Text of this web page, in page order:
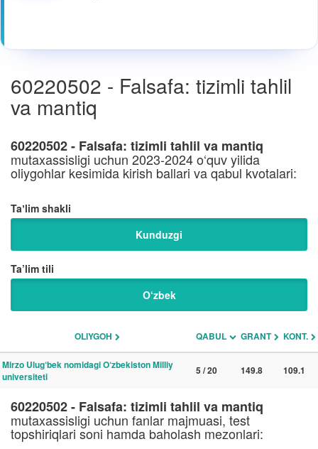
60220502 - Falsafa: tizimli tahlil
va mantiq
60220502 - Falsafa: tizimli tahlil va mantiq
mutaxassisligi uchun 2023-2024 o‘quv yilida
oliygohlar kesimida kirish ballari va qabul kvotalari:
Taʼlim shakli
Kunduzgi
Ta’lim tili
O‘zbek
OLIYGOH QABUL GRANT KONT.
Mirzo Ulug‘bek nomidagi O‘zbekiston Milliy
universiteti
5 / 20 149.8 109.1
60220502 - Falsafa: tizimli tahlil va mantiq
mutaxassisligi uchun fanlar majmuasi, test
topshiriqlari soni hamda baholash mezonlari: